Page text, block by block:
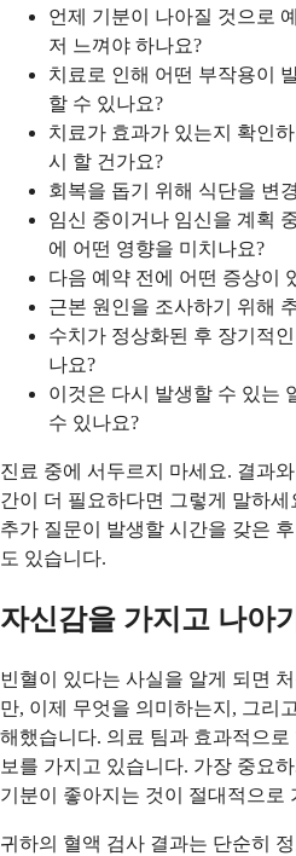
언제 기분이 나아질 것으로
저 느껴야 하나요?
치료로 인해 어떤 부작용이
할 수 있나요?
치료가 효과가 있는지 확인
시 할 건가요?
회복을 돕기 위해 식단을 변
임신 중이거나 임신을 계획
에 어떤 영향을 미치나요?
다음 예약 전에 어떤 증상이
근본 원인을 조사하기 위해
수치가 정상화된 후 장기적
나요?
이것은 다시 발생할 수 있는
수 있나요?
진료 중에 서두르지 마세요. 결과
간이 더 필요하다면 그렇게 말하
추가 질문이 발생할 시간을 갖은
도 있습니다.
자신감을 가지고 나아
빈혈이 있다는 사실을 알게 되면
만, 이제 무엇을 의미하는지, 그리
해했습니다. 의료 팀과 효과적으
보를 가지고 있습니다. 가장 중요
기분이 좋아지는 것이 절대적으로
귀하의 혈액 검사 결과는 단순히